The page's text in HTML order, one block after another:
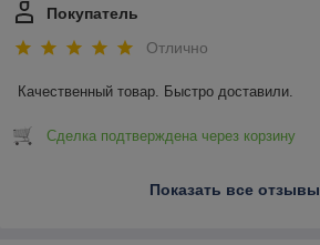
Покупатель
Отлично
Качественный товар. Быстро доставили.
Сделка подтверждена через корзину
Показать все отзывы